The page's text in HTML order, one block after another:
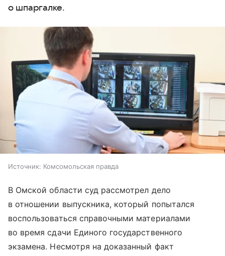
о шпаргалке.
Источник: Комсомольская правда
В Омской области суд рассмотрел дело
в отношении выпускника, который попытался
воспользоваться справочными материалами
во время сдачи Единого государственного
экзамена. Несмотря на доказанный факт